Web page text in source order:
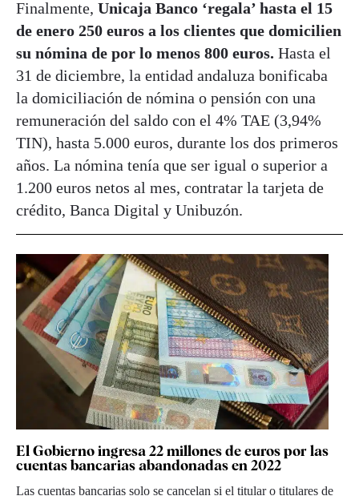
Finalmente, Unicaja Banco ‘regala’ hasta el 15
de enero 250 euros a los clientes que domicilien
su nómina de por lo menos 800 euros. Hasta el
31 de diciembre, la entidad andaluza bonificaba
la domiciliación de nómina o pensión con una
remuneración del saldo con el 4% TAE (3,94%
TIN), hasta 5.000 euros, durante los dos primeros
años. La nómina tenía que ser igual o superior a
1.200 euros netos al mes, contratar la tarjeta de
crédito, Banca Digital y Unibuzón.
El Gobierno ingresa 22 millones de euros por las
cuentas bancarias abandonadas en 2022
Las cuentas bancarias solo se cancelan si el titular o titulares de